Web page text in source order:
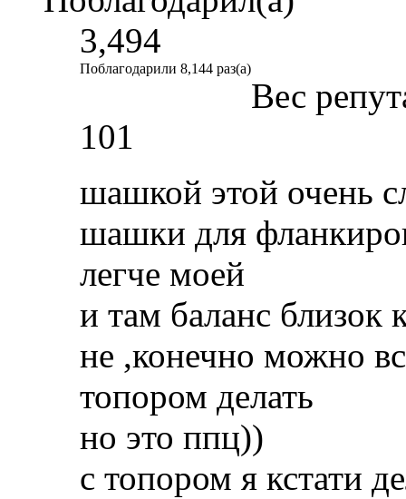
3,494
Поблагодарили 8,144 раз(а)
Вес
101
шашкой этой очень
шашки для
легче моей
и там баланс близок
не ,конечно можно
топором делать
но это ппц))
с топором я кстати